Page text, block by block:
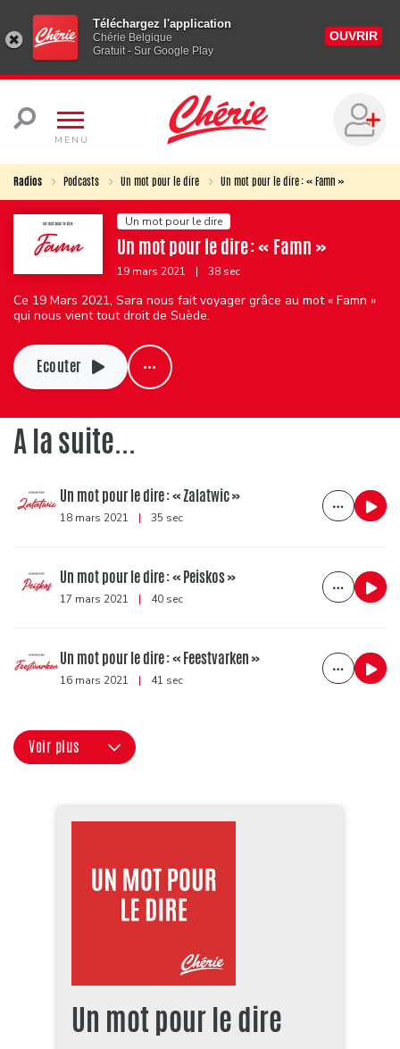
Téléchargez l'application
Chérie Belgique
Gratuit - Sur Google Play
OUVRIR
MENU
Radios Podcasts Un mot pour le dire Un mot pour le dire : « Famn »
Un mot pour le dire
Un mot pour le dire : « Famn »
19 mars 2021 | 38 sec
Ce 19 Mars 2021, Sara nous fait voyager grâce au mot « Famn »
qui nous vient tout droit de Suède.
Ecouter
A la suite...
Un mot pour le dire : « Zalatwic »
18 mars 2021 | 35 sec
Un mot pour le dire : « Peiskos »
17 mars 2021 | 40 sec
Un mot pour le dire : « Feestvarken »
16 mars 2021 | 41 sec
Voir plus
Un mot pour le dire